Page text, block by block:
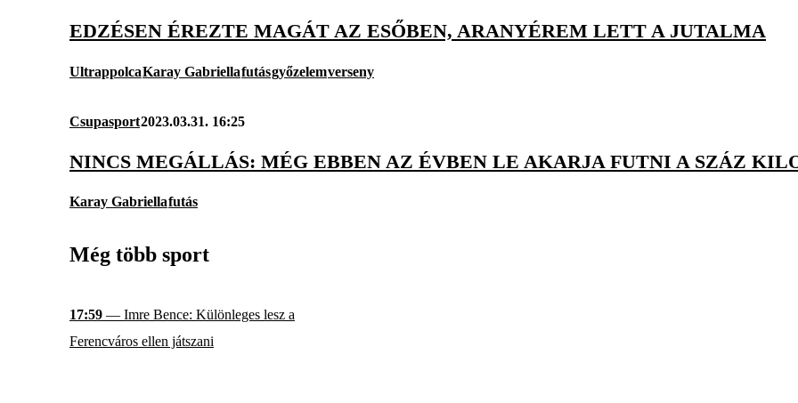
EDZÉSEN ÉREZTE MAGÁT AZ ESŐBEN, ARANYÉREM LETT A JUTALMA
UltrappolcaKaray Gabriellafutásgyőzelemverseny
Csupasport2023.03.31. 16:25
NINCS MEGÁLLÁS: MÉG EBBEN AZ ÉVBEN LE AKARJA FUTNI A SZÁZ
Karay Gabriellafutás
Még több sport
17:59 — Imre Bence: Különleges lesz a
Ferencváros ellen játszani